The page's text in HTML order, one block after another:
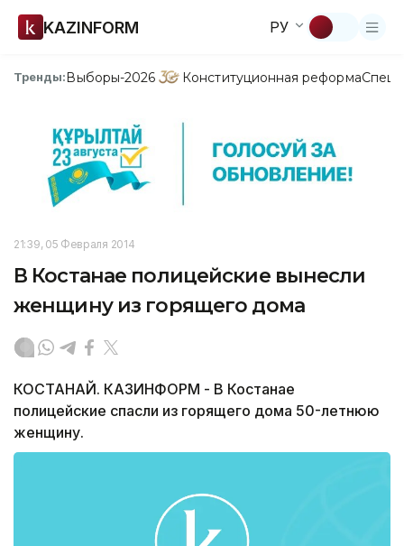
KAZINFORM РУ
Тренды:Выборы-2026 Конституционная реформа
21:39, 05 Февраля 2014
В Костанае полицейские вынесли
женщину из горящего дома
КОСТАНАЙ. КАЗИНФОРМ - В Костанае
полицейские спасли из горящего дома 50-летнюю
женщину.